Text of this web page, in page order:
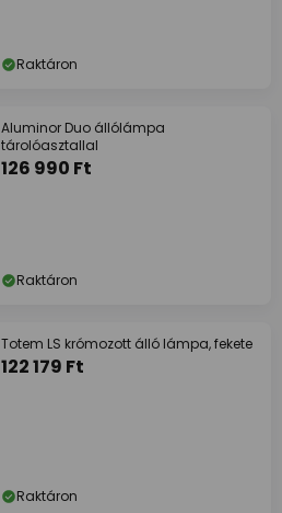
Raktáron
Aluminor Duo állólámpa
tárolóasztallal
126 990 Ft
Raktáron
Totem LS krómozott álló lámpa, fekete
122 179 Ft
Raktáron